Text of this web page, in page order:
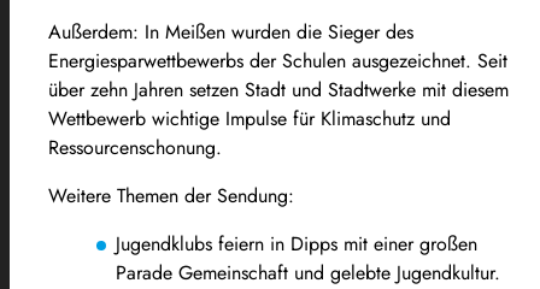
Außerdem: In Meißen wurden die Sieger des
Energiesparwettbewerbs der Schulen ausgezeichnet. Seit
über zehn Jahren setzen Stadt und Stadtwerke mit diesem
Wettbewerb wichtige Impulse für Klimaschutz und
Ressourcenschonung.
Weitere Themen der Sendung:
Jugendklubs feiern in Dipps mit einer großen
Parade Gemeinschaft und gelebte Jugendkultur.